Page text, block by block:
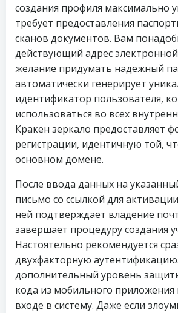
создания профиля максимально
требует предоставления
сканов документов. Вам
действующий адрес
желание придумать надежный
автоматически генерирует
идентификатор пользователя,
использоваться во всех
Кракен зеркало предоставляет
регистрации, идентичную той,
основном домене.
После ввода данных на
письмо со ссылкой для
ней подтверждает владение
завершает процедуру создания
Настоятельно рекомендуется
двухфакторную
дополнительный уровень
кода из мобильного
входе в систему. Даже если